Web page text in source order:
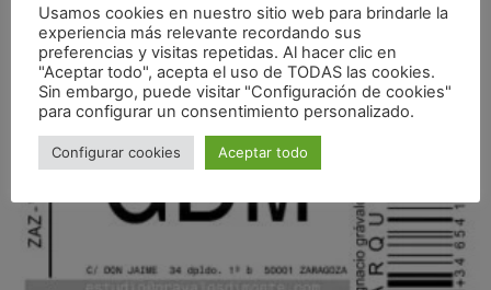
LAS ÁREAS RURALES. NUEVOS PARADIGMAS DEL HABITAR
EN EL ANTROPOCENO
Usamos cookies en nuestro sitio web para brindarle la
experiencia más relevante recordando sus
preferencias y visitas repetidas. Al hacer clic en
"Aceptar todo", acepta el uso de TODAS las cookies.
Sin embargo, puede visitar "Configuración de cookies"
para configurar un consentimiento personalizado.
Configurar cookies Aceptar todo